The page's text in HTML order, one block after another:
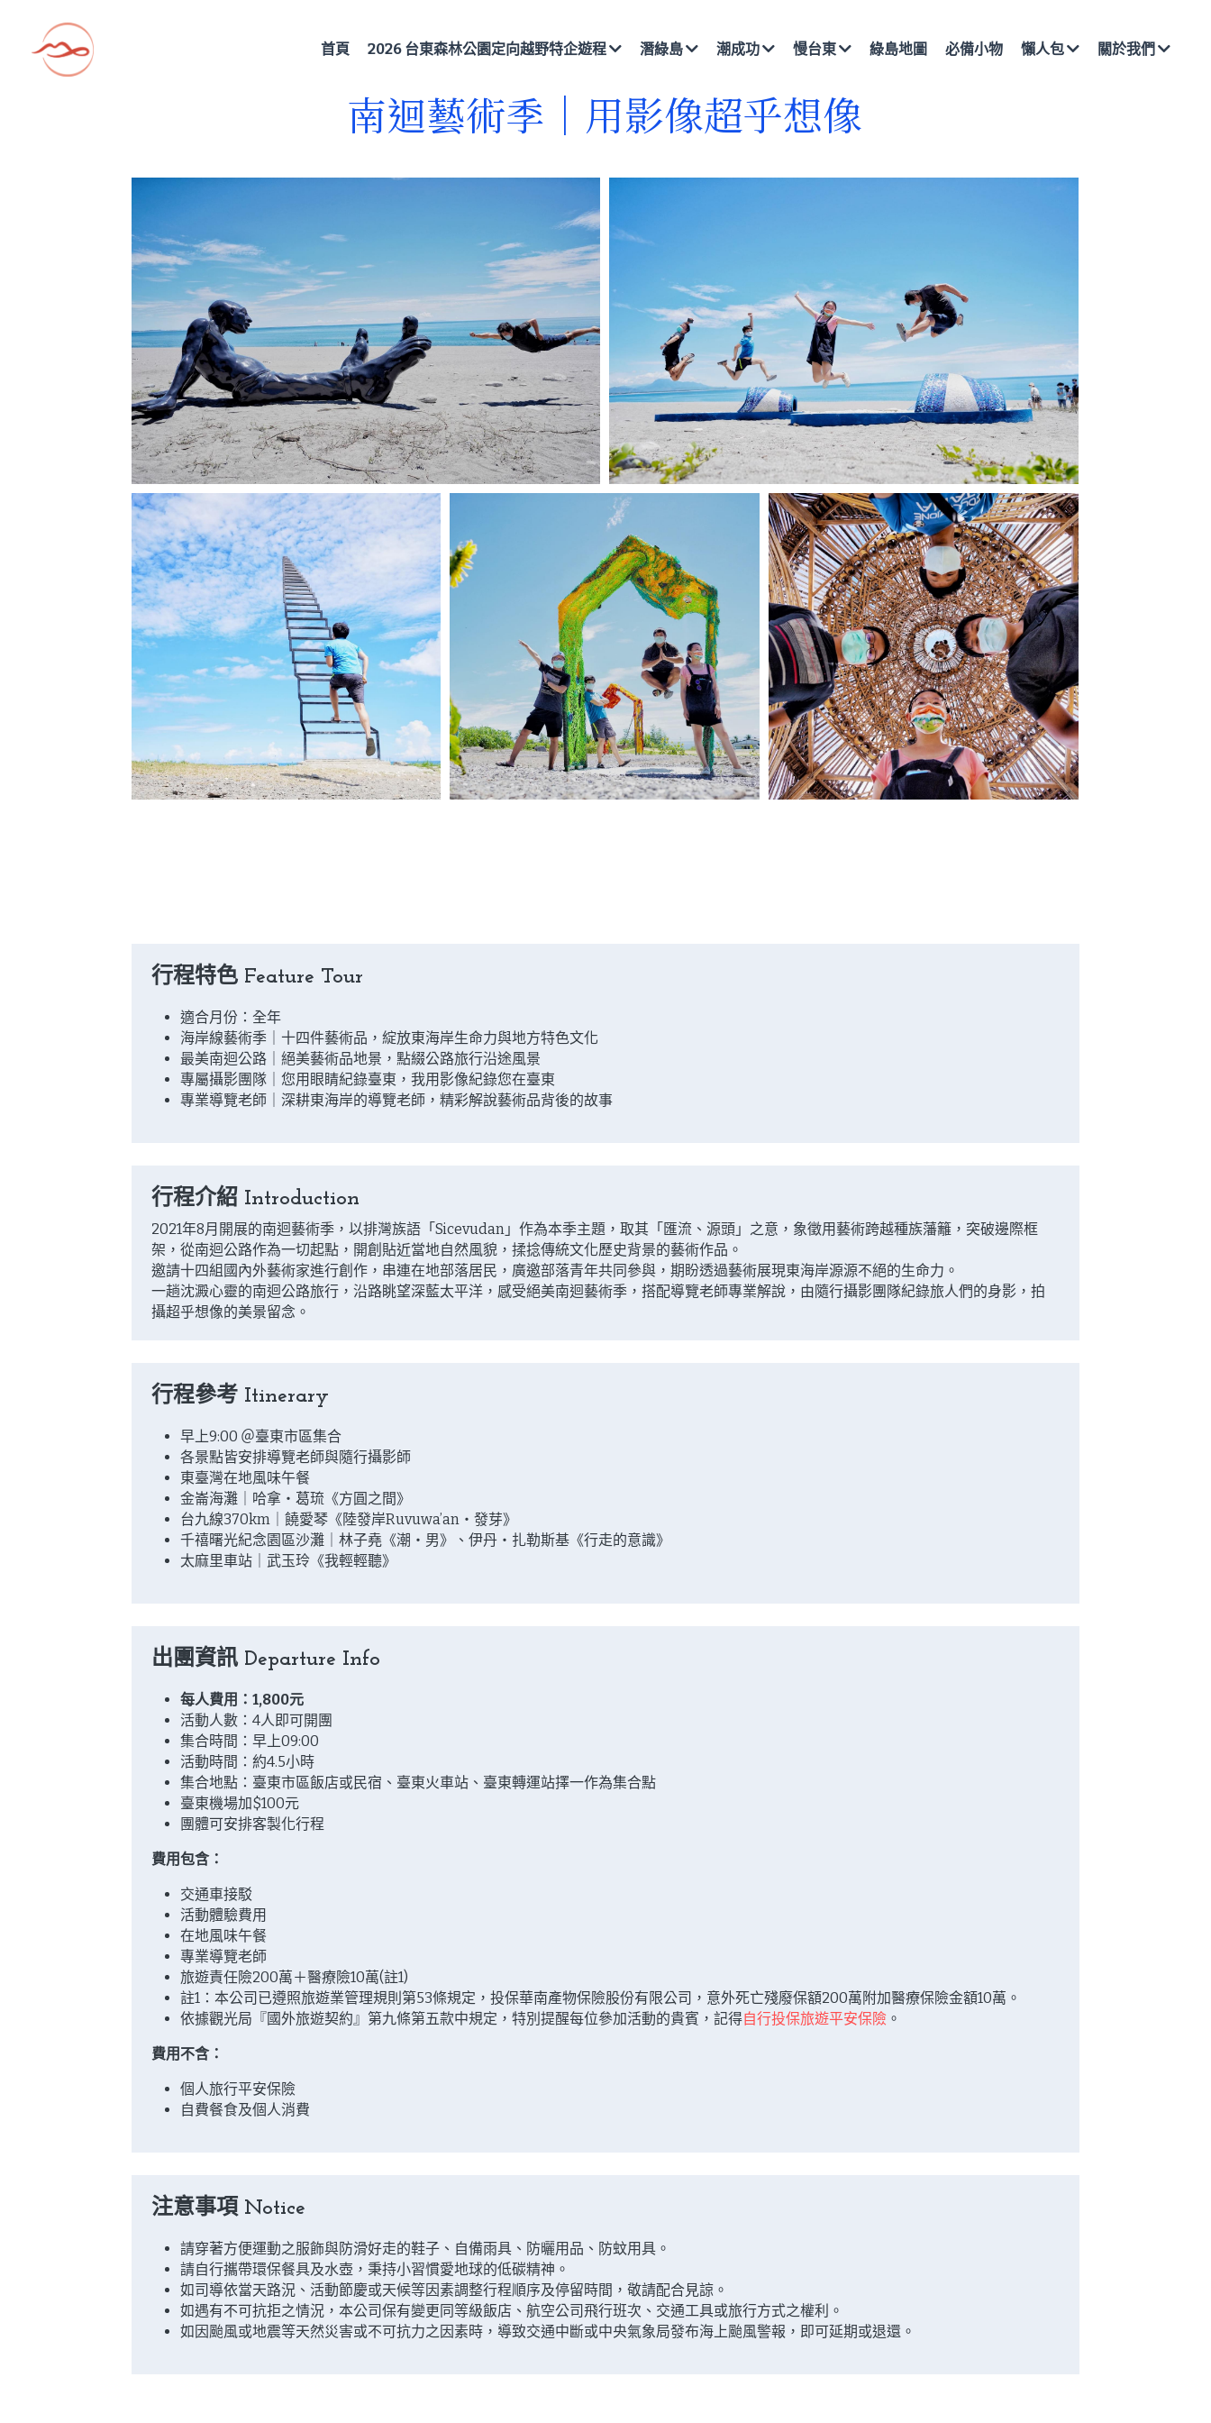
首頁 2026 台東森林公園定向越野特企遊程 潛綠島 潮成功 慢台東 綠島地圖 必備小物 懶人包 關於我們
南迴藝術季｜用影像超乎想像
行程特色 Feature Tour
適合月份：全年
海岸線藝術季｜十四件藝術品，綻放東海岸生命力與地方特色文化
最美南迴公路｜絕美藝術品地景，點綴公路旅行沿途風景
專屬攝影團隊｜您用眼睛紀錄臺東，我用影像紀錄您在臺東
專業導覽老師｜深耕東海岸的導覽老師，精彩解說藝術品背後的故事
行程介紹 ​Introduction
2021年8月開展的南迴藝術季，以排灣族語「Sicevudan」作為本季主題，取其「匯流、源頭」之意，象徵用藝術跨越種族藩籬，突破邊際框
架，從南迴公路作為一切起點，開創貼近當地自然風貌，揉捻傳統文化歷史背景的藝術作品。
邀請十四組國內外藝術家進行創作，串連在地部落居民，廣邀部落青年共同參與，期盼透過藝術展現東海岸源源不絕的生命力。
一趟沈澱心靈的南迴公路旅行，沿路眺望深藍太平洋，感受絕美南迴藝術季，搭配導覽老師專業解說，由隨行攝影團隊紀錄旅人們的身影，拍
攝超乎想像的美景留念。
行程參考 Itinerary
早上9:00 ＠臺東市區集合
各景點皆安排導覽老師與隨行攝影師
東臺灣在地風味午餐
金崙海灘｜哈拿・葛琉《方圓之間》
台九線370km｜饒愛琴《陸發岸Ruvuwa’an・發芽》
千禧曙光紀念園區沙灘｜林子堯《潮・男》、伊丹・扎勒斯基《行走的意識》
太麻里車站｜武玉玲《我輕輕聽》
出團資訊 Departure Info
每人費用：1,800元
活動人數：4人即可開團
集合時間：早上09:00
活動時間：​​約4.5小時
集合地點：臺東市區飯店或民宿、臺東火車站、臺東轉運站擇一作為集合點
臺東機場加$100元
團體可安排客製化行程
費用包含：
交通車接駁
活動體驗費用
在地風味午餐
專業導覽老師
旅遊責任險200萬＋醫療險10萬(註1)
註1：本公司已遵照旅遊業管理規則第53條規定，投保華南產物保險股份有限公司，意外死亡殘廢保額200萬附加醫療保險金額10萬。
依據觀光局『國外旅遊契約』第九條第五款中規定，特別提醒每位參加活動的貴賓，記得自行投保旅遊平安保險 。
費用不含：
個人旅行平安保險
自費餐食及個人消費
​注意事項​ Notice
請穿著方便運動之服飾與防滑好走的鞋子、自備雨具、防曬用品、防蚊用具。
請自行攜帶環保餐具及水壺，秉持小習慣愛地球的低碳精神。
如司導依當天路況、活動節慶或天候等因素調整行程順序及停留時間，敬請配合見諒。
如遇有不可抗拒之情況，本公司保有變更同等級飯店、航空公司飛行班次、交通工具或旅行方式之權利。
​如因颱風或地震等天然災害或不可抗力之因素時，導致交通中斷或中央氣象局發布海上颱風警報，即可延期或退還。